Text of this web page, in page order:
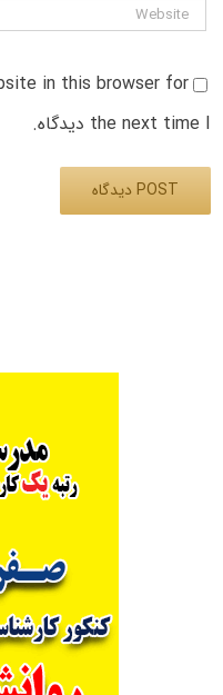
in this browser for
the next time I دیدگاه.